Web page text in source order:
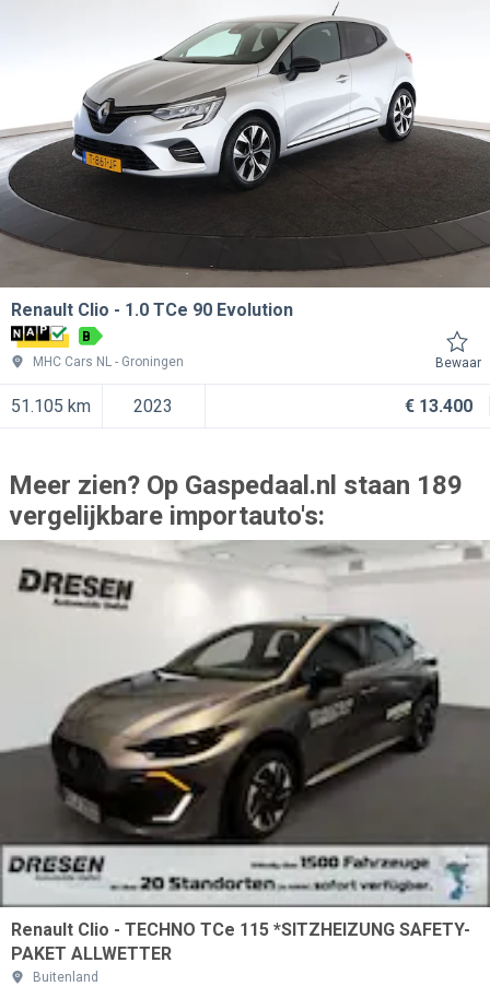
Renault Clio 1.0 TCe 90 Evolution
B
MHC Cars NL
Groningen Bewaar
51.105 km 2023 € 13.400
Meer zien? Op Gaspedaal.nl staan 189
vergelijkbare importauto's:
Renault Clio - TECHNO TCe 115 *SITZHEIZUNG SAFETY-
PAKET ALLWETTER
Buitenland